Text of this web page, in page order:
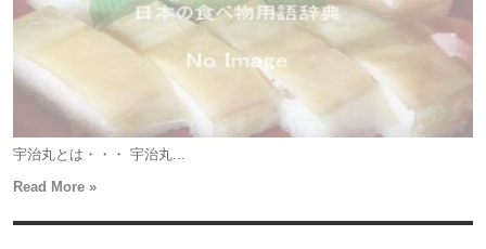
宇治丸とは・・・ 宇治丸...
Read More »